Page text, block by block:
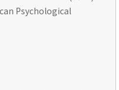
Psychological